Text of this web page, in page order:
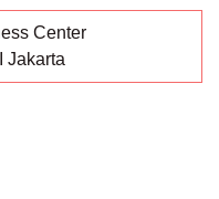
Center
Jakarta